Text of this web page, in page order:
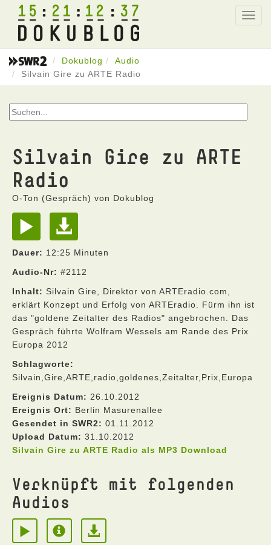
15 21 12 37
Dokublog
Audio
Silvain Gire zu ARTE Radio
Silvain Gire zu ARTE
Radio
O-Ton (Gespräch) von Dokublog
Dauer: 12:25 Minuten
Audio-Nr: #2112
Inhalt: Silvain Gire, Direktor von ARTEradio.com,
erklärt Konzept und Erfolg von ARTEradio. Fürm ihn ist
das "goldene Zeitalter des Radios" angebrochen. Das
Gespräch führte Wolfram Wessels am Rande des Prix
Europa 2012
Schlagworte:
Silvain,Gire,ARTE,radio,goldenes,Zeitalter,Prix,Europa
Ereignis Datum: 26.10.2012
Ereignis Ort: Berlin Masurenallee
Gesendet in SWR2: 01.11.2012
Upload Datum: 31.10.2012
Silvain Gire zu ARTE Radio als MP3 Download
Verknüpft mit folgenden
Audios